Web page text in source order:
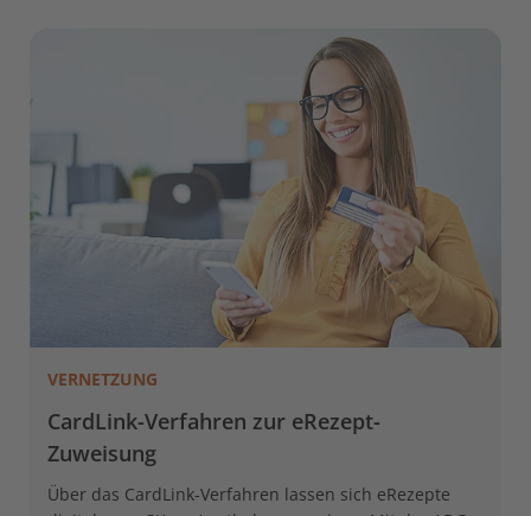
VERNETZUNG
CardLink-Verfahren zur eRezept-
Zuweisung
Über das CardLink-Verfahren lassen sich eRezepte